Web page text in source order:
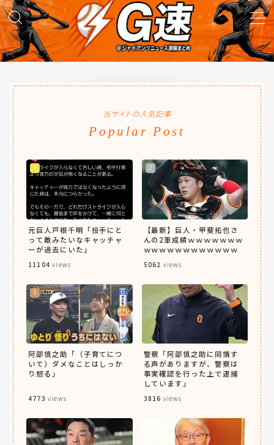
MENU
議論・雑談
ニュース
当サイトの人気記事
Popular Post
元巨人戸根千明「投手にと
って敵みたいなキャッチャ
ーが過去にいた」
11104 views
【最新】巨人・甲斐拓也さ
んの2軍成績ｗｗｗｗｗｗｗ
ｗｗｗｗｗｗｗｗｗｗｗｗ
5062 views
阿部慎之助「（子育てにつ
いて）ダメなことはしっか
り怒る」
4773 views
警察「阿部慎之助に同情す
る声がありますが、警察は
事実確認を行った上で逮捕
しています」
3816 views